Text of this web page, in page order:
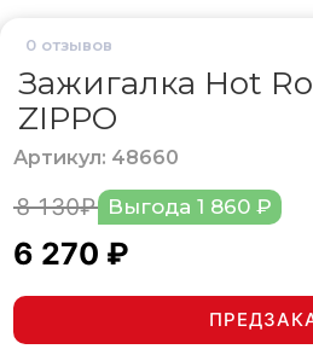
0 отзывов
Зажигалка Hot
ZIPPO
Артикул: 48660
8 130₽ Выгода 1 860 ₽
6 270 ₽